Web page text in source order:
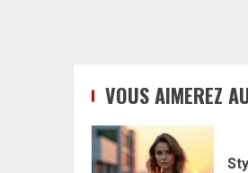
VOUS AIMEREZ